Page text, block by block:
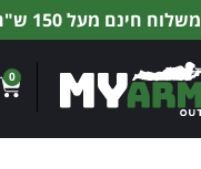
משלוח חינם מעל 150 ש"ח
0